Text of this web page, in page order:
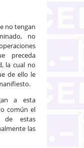
no tengan
no
preceda
la cual no
de ello le
a esta
común el
de estas
las